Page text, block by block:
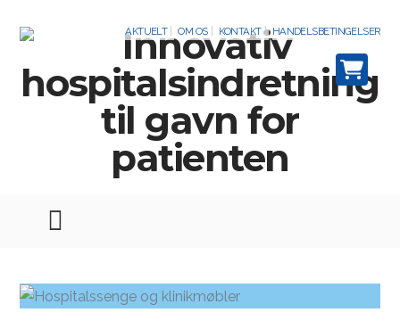
AKTUELT OM OS KONTAKT HANDELSBETINGELSER